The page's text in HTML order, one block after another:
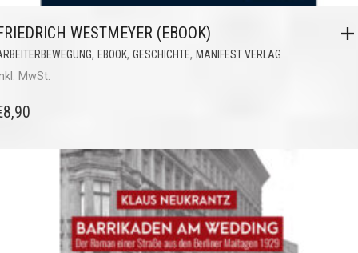
WESTMEYER (EBOOK)
, EBOOK, GESCHICHTE, MANIFEST VERLAG
MwSt.
8,90